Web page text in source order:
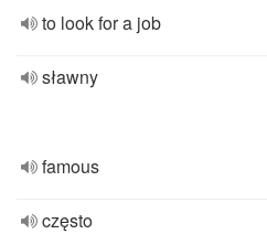
to look for a job
sławny
famous
często